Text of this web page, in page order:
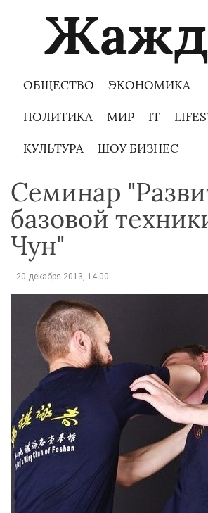
ОБЩЕСТВО ЭКОНОМИКА
ПОЛИТИКА МИР IT
КУЛЬТУРА ШОУ БИЗНЕС
Семинар
базовой
Чун"
20 декабря 2013, 14:00